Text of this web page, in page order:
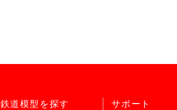
鉄道模型を探す サポート